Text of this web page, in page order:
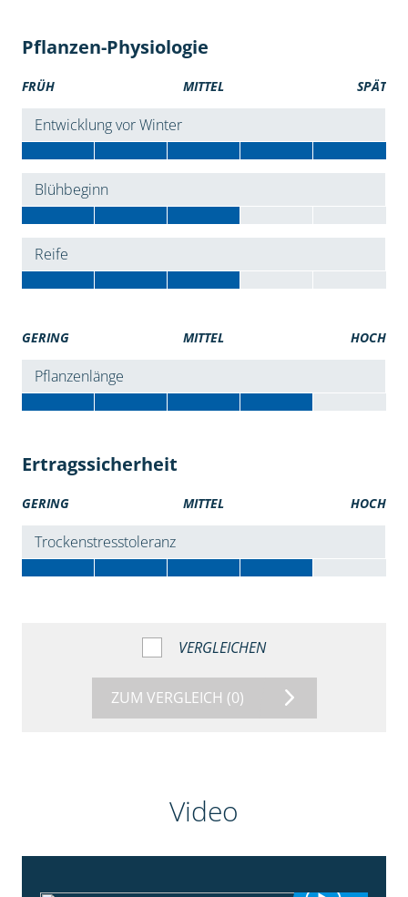
Pflanzen-Physiologie
FRÜH MITTEL SPÄT
Entwicklung vor Winter
Blühbeginn
Reife
GERING MITTEL HOCH
Pflanzenlänge
Ertragssicherheit
GERING MITTEL HOCH
Trockenstresstoleranz
VERGLEICHEN
ZUM VERGLEICH (0)
Video